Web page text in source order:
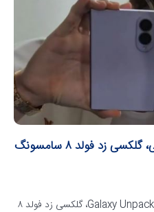
جی-هوپ پیش از رونمایی رسمی، گلکسی زد فولد ۸ سامسونگ
به گزارش مدیاتی:در آستانه رویداد Galaxy Unpacked، گلکسی زد فولد ۸